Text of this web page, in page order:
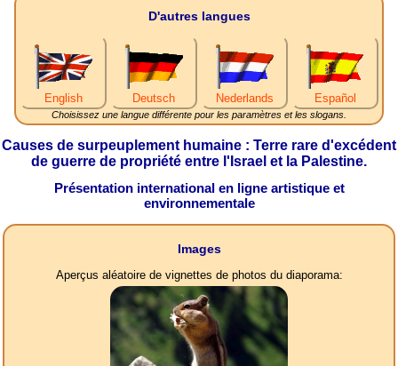
D'autres langues
English Deutsch Nederlands Español
Choisissez une langue différente pour les paramètres et les slogans.
Causes de surpeuplement humaine : Terre rare d'excédent
de guerre de propriété entre l'Israel et la Palestine.
Présentation international en ligne artistique et
environnementale
Images
Aperçus aléatoire de vignettes de photos du diaporama: